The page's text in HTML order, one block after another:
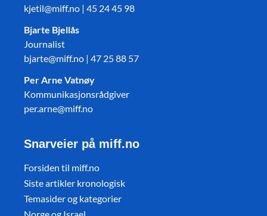
kjetil@miff.no | 45 24 45 98
Bjarte Bjellås
Journalist
bjarte@miff.no | 47 25 88 57
Per Arne Vatnøy
Kommunikasjonsrådgiver
per.arne@miff.no
Snarveier på miff.no
Forsiden til miff.no
Siste artikler kronologisk
Temasider og kategorier
Norge og Israel